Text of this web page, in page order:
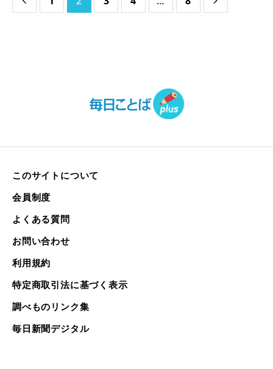
このサイトについて
会員制度
よくある質問
お問い合わせ
利用規約
特定商取引法に基づく表示
調べものリンク集
毎日新聞デジタル